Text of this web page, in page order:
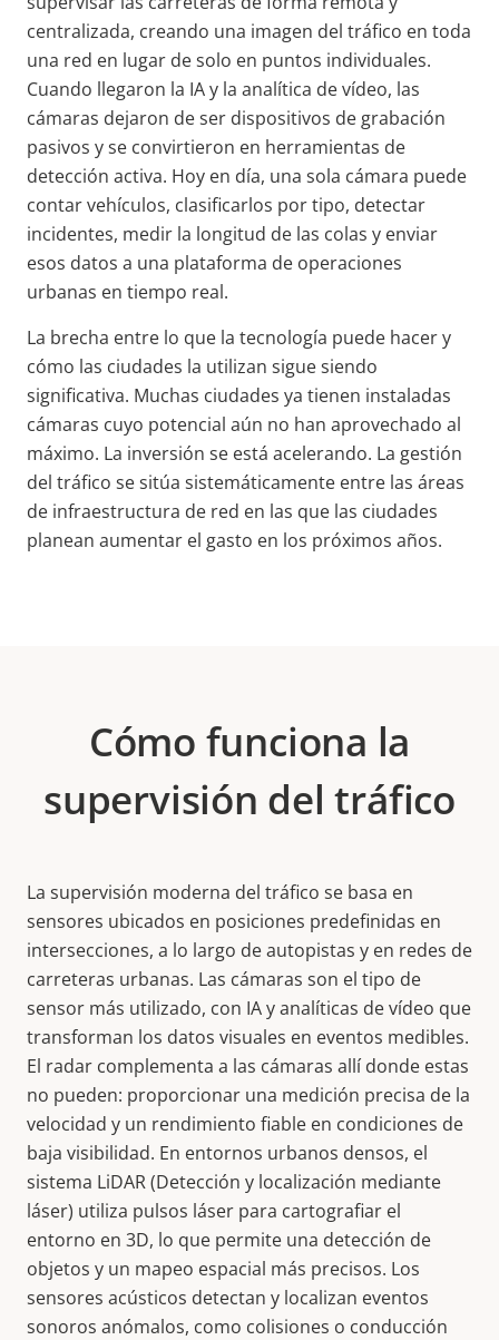
centralizada, creando una imagen del tráfico en toda
una red en lugar de solo en puntos individuales.
Cuando llegaron la IA y la analítica de vídeo, las
cámaras dejaron de ser dispositivos de grabación
pasivos y se convirtieron en herramientas de
detección activa. Hoy en día, una sola cámara puede
contar vehículos, clasificarlos por tipo, detectar
incidentes, medir la longitud de las colas y enviar
esos datos a una plataforma de operaciones
urbanas en tiempo real.
La brecha entre lo que la tecnología puede hacer y
cómo las ciudades la utilizan sigue siendo
significativa. Muchas ciudades ya tienen instaladas
cámaras cuyo potencial aún no han aprovechado al
máximo. La inversión se está acelerando. La gestión
del tráfico se sitúa sistemáticamente entre las áreas
de infraestructura de red en las que las ciudades
planean aumentar el gasto en los próximos años.
Cómo funciona la
supervisión del tráfico
La supervisión moderna del tráfico se basa en
sensores ubicados en posiciones predefinidas en
intersecciones, a lo largo de autopistas y en redes de
carreteras urbanas. Las cámaras son el tipo de
sensor más utilizado, con IA y analíticas de vídeo que
transforman los datos visuales en eventos medibles.
El radar complementa a las cámaras allí donde estas
no pueden: proporcionar una medición precisa de la
velocidad y un rendimiento fiable en condiciones de
baja visibilidad. En entornos urbanos densos, el
sistema LiDAR (Detección y localización mediante
láser) utiliza pulsos láser para cartografiar el
entorno en 3D, lo que permite una detección de
objetos y un mapeo espacial más precisos. Los
sensores acústicos detectan y localizan eventos
sonoros anómalos, como colisiones o conducción